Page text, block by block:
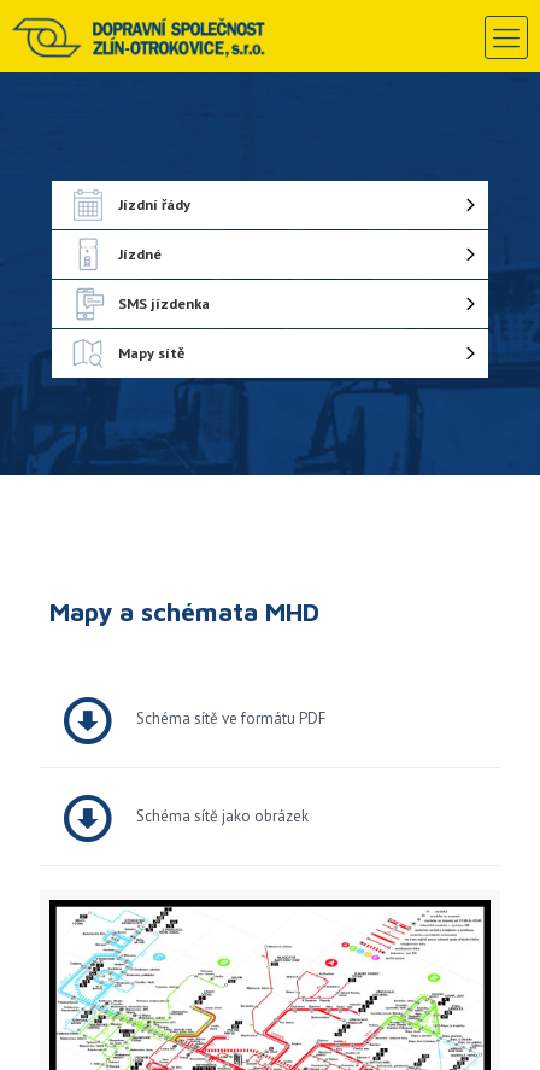
Jízdní řády
Jízdné
SMS jízdenka
Mapy sítě
Mapy a schémata MHD
Schéma sítě ve formátu PDF
Schéma sítě jako obrázek